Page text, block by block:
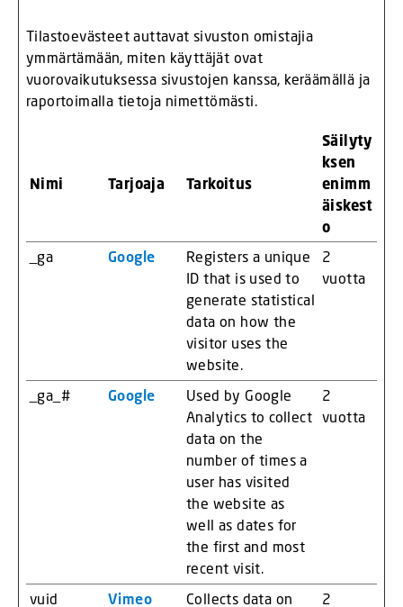
Tilastoevästeet auttavat sivuston omistajia
ymmärtämään, miten käyttäjät ovat
vuorovaikutuksessa sivustojen kanssa, keräämällä ja
raportoimalla tietoja nimettömästi.
Nimi Tarjoaja Tarkoitus
Säilyty
ksen
enimm
äiskest
o
_ga Google
Registers a unique
ID that is used to
generate statistical
data on how the
visitor uses the
website.
2
vuotta
_ga_# Google
Used by Google
Analytics to collect
data on the
number of times a
user has visited
the website as
well as dates for
the first and most
recent visit.
2
vuotta
vuid Vimeo Collects data on 2